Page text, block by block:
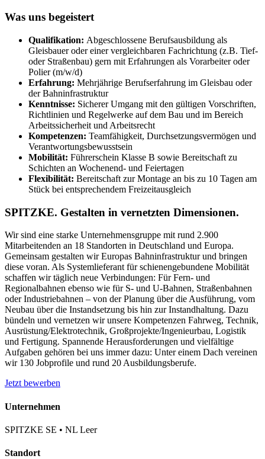
Was uns begeistert
Qualifikation: Abgeschlossene Berufsausbildung als
Gleisbauer oder einer vergleichbaren Fachrichtung (z.B. Tief-
oder Straßenbau) gern mit Erfahrungen als Vorarbeiter oder
Polier (m/w/d)
Erfahrung: Mehrjährige Berufserfahrung im Gleisbau oder
der Bahninfrastruktur
Kenntnisse: Sicherer Umgang mit den gültigen Vorschriften,
Richtlinien und Regelwerke auf dem Bau und im Bereich
Arbeitssicherheit und Arbeitsrecht
Kompetenzen: Teamfähigkeit, Durchsetzungsvermögen und
Verantwortungsbewusstsein
Mobilität: Führerschein Klasse B sowie Bereitschaft zu
Schichten an Wochenend- und Feiertagen
Flexibilität: Bereitschaft zur Montage an bis zu 10 Tagen am
Stück bei entsprechendem Freizeitausgleich
SPITZKE. Gestalten in vernetzten Dimensionen.
Wir sind eine starke Unternehmensgruppe mit rund 2.900
Mitarbeitenden an 18 Standorten in Deutschland und Europa.
Gemeinsam gestalten wir Europas Bahninfrastruktur und bringen
diese voran. Als Systemlieferant für schienengebundene Mobilität
schaffen wir täglich neue Verbindungen: Für Fern- und
Regionalbahnen ebenso wie für S- und U-Bahnen, Straßenbahnen
oder Industriebahnen – von der Planung über die Ausführung, vom
Neubau über die Instandsetzung bis hin zur Instandhaltung. Dazu
bündeln und vernetzen wir unsere Kompetenzen Fahrweg, Technik,
Ausrüstung/​Elektrotechnik, Großprojekte/​Ingenieurbau, Logistik
und Fertigung. Spannende Herausforderungen und vielfältige
Aufgaben gehören bei uns immer dazu: Unter einem Dach vereinen
wir 130 Jobprofile und rund 20 Ausbildungsberufe.
Jetzt bewerben
Unternehmen
SPITZKE SE • NL Leer
Standort